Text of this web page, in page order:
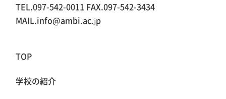
TEL.097-542-0011 FAX.097-542-3434
MAIL.info@ambi.ac.jp
TOP
学校の紹介